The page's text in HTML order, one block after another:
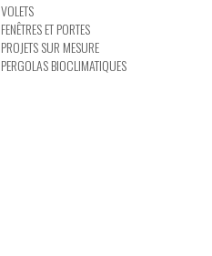
VOLETS
FENÊTRES ET PORTES
PROJETS SUR MESURE
PERGOLAS BIOCLIMATIQUES